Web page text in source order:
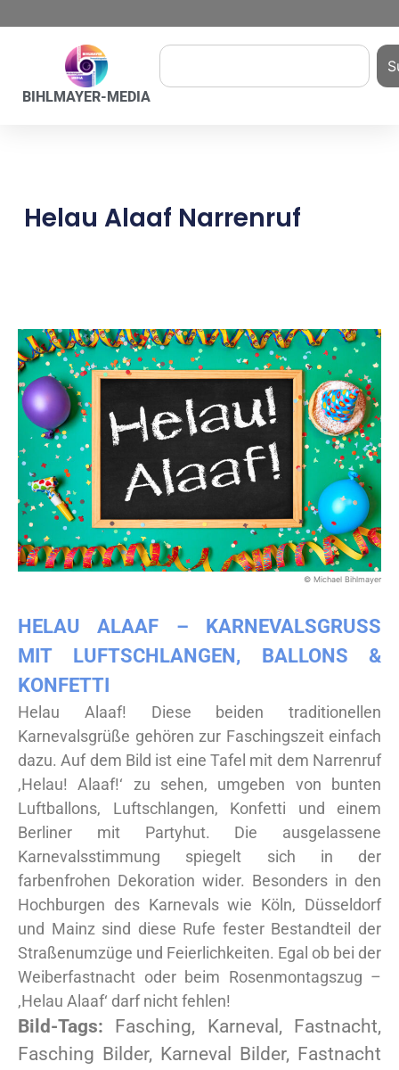
BIHLMAYER-MEDIA
Helau Alaaf Narrenruf
© Michael Bihlmayer
HELAU ALAAF – KARNEVALSGRUSS M
IT LUFTSCHLANGEN, BALLONS & K
ONFETTI
Helau Alaaf! Diese beiden traditionellen
Karnevalsgrüße gehören zur Faschingszeit einfach
dazu. Auf dem Bild ist eine Tafel mit dem Narrenruf
‚Helau! Alaaf!‘ zu sehen, umgeben von bunten
Luftballons, Luftschlangen, Konfetti und einem
Berliner mit Partyhut. Die ausgelassene
Karnevalsstimmung spiegelt sich in der
farbenfrohen Dekoration wider. Besonders in den
Hochburgen des Karnevals wie Köln, Düsseldorf
und Mainz sind diese Rufe fester Bestandteil der
Straßenumzüge und Feierlichkeiten. Egal ob bei der
Weiberfastnacht oder beim Rosenmontagszug –
‚Helau Alaaf‘ darf nicht fehlen!
Bild-Tags: Fasching, Karneval, Fastnacht,
Fasching Bilder, Karneval Bilder, Fastnacht